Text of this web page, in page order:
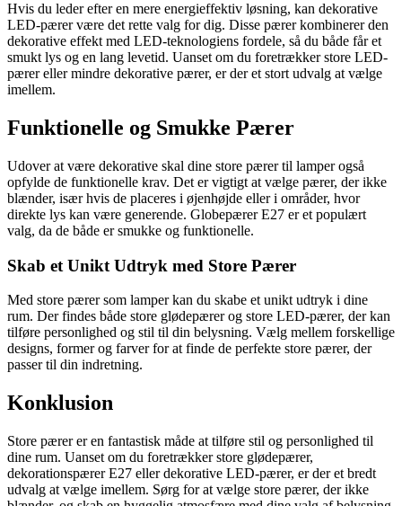
Hvis du leder efter en mere energieffektiv løsning, kan dekorative
LED-pærer være det rette valg for dig. Disse pærer kombinerer den
dekorative effekt med LED-teknologiens fordele, så du både får et
smukt lys og en lang levetid. Uanset om du foretrækker store LED-
pærer eller mindre dekorative pærer, er der et stort udvalg at vælge
imellem.
Funktionelle og Smukke Pærer
Udover at være dekorative skal dine store pærer til lamper også
opfylde de funktionelle krav. Det er vigtigt at vælge pærer, der ikke
blænder, især hvis de placeres i øjenhøjde eller i områder, hvor
direkte lys kan være generende. Globepærer E27 er et populært
valg, da de både er smukke og funktionelle.
Skab et Unikt Udtryk med Store Pærer
Med store pærer som lamper kan du skabe et unikt udtryk i dine
rum. Der findes både store glødepærer og store LED-pærer, der kan
tilføre personlighed og stil til din belysning. Vælg mellem forskellige
designs, former og farver for at finde de perfekte store pærer, der
passer til din indretning.
Konklusion
Store pærer er en fantastisk måde at tilføre stil og personlighed til
dine rum. Uanset om du foretrækker store glødepærer,
dekorationspærer E27 eller dekorative LED-pærer, er der et bredt
udvalg at vælge imellem. Sørg for at vælge store pærer, der ikke